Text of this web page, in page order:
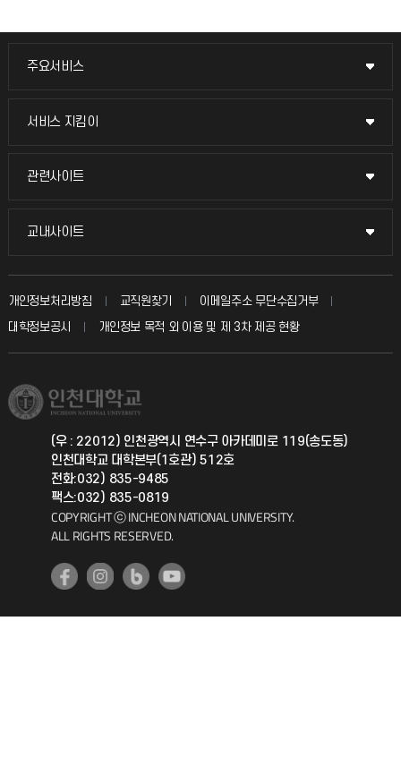
주요서비스
주요서비스
교무회의방송
입학안내
취업정보(학생)
서비스 지킴이
서비스 지킴이
묻고 답하기
칭찬마당
학생서비스 지킴이
관련사이트
관련사이트
국방헬프콜
총동문회
교내사이트
교내사이트
교수회
교육혁신본부
국제지원과
공자아카데미
기초교육원
개인정보처리방침 교직원찾기
이메일주소 무단수집거부
대학정보공시
개인정보 목적 외 이용 및 제 3차 제공 현황
(우 : 22012) 인천광역시 연수구 아카데미로 119(송도동)
인천대학교 대학본부(1호관) 512호
전화:032) 835-9485
팩스:032) 835-0819
COPYRIGHT ⓒ INCHEON NATIONAL UNIVERSITY.
ALL RIGHTS RESERVED.